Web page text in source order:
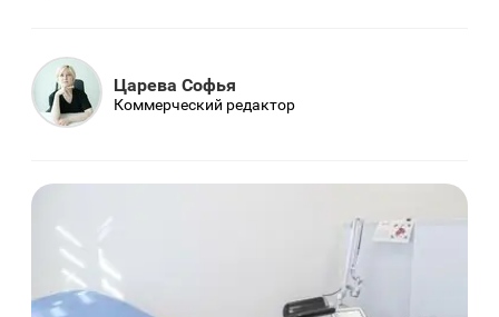
Царева Софья
Коммерческий редактор